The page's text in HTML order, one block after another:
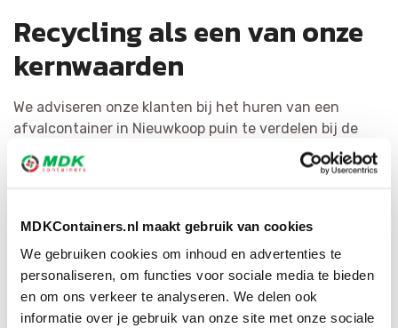
MDKContainers.nl maakt gebruik van cookies
We gebruiken cookies om inhoud en advertenties te
personaliseren, om functies voor sociale media te bieden
en om ons verkeer te analyseren. We delen ook
informatie over je gebruik van onze site met onze sociale
Recycling als een van onze
kernwaarden
We adviseren onze klanten bij het huren van een
afvalcontainer in Nieuwkoop puin te verdelen bij de
bron. Dit is kostenbesparend en levert de meest
kwalitatieve materialen op. Het hergebruiken van afval
herbruikbaar materiaal of als bijkomende grondstof.
Door ons grote netwerk hebben wij voor iedere
afvalsoort de juiste bestemming.